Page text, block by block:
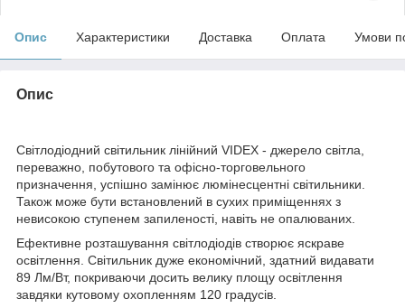
Опис Характеристики Доставка Оплата Умови
Опис
Світлодіодний світильник лінійний VIDEX - джерело світла,
переважно, побутового та офісно-торговельного
призначення, успішно замінює люмінесцентні світильники.
Також може бути встановлений в сухих приміщеннях з
невисокою ступенем запиленості, навіть не опалюваних.
Ефективне розташування світлодіодів створює яскраве
освітлення. Світильник дуже економічний, здатний видавати
89 Лм/Вт, покриваючи досить велику площу освітлення
завдяки кутовому охопленням 120 градусів.